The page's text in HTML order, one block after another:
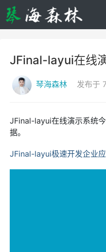
JFinal-layui在线
琴海森林 发布于
JFinal-layui在线演示系统
据。
JFinal-layui极速开发企业